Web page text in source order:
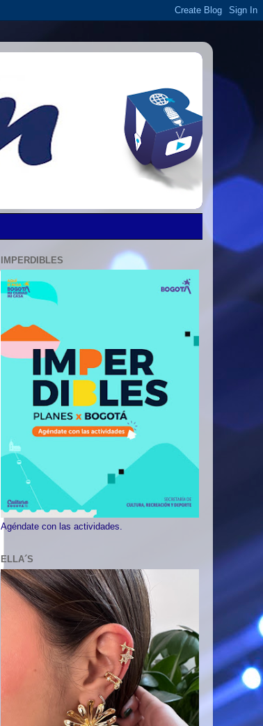
IMPERDIBLES
Agéndate con las actividades.
ELLA´S